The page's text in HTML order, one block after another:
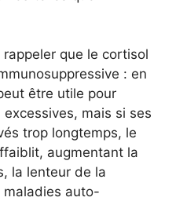
que le cortisol
: en
être utile pour
mais si ses
trop longtemps, le
augmentant la
la lenteur de la
maladies auto-